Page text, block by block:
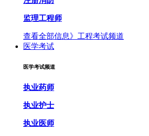
监理工程师
查看全部信息》 工程考试频道
医学考试
医学考试频道
执业药师
执业护士
执业医师